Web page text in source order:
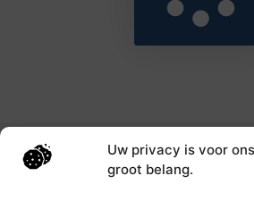
Uw privacy is voor
groot belang.
Main Links